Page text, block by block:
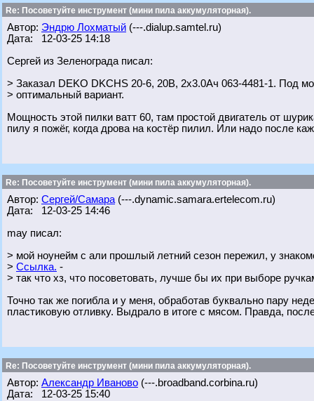
Re: Посоветуйте инструмент (мини пила аккумуляторная).
Автор: Эндрю Лохматый (---.dialup.samtel.ru)
Дата: 12-03-25 14:18
Сергей из Зеленограда писал:
> Заказал DEKO DKCHS 20-6, 20В, 2x3.0Ач 063-4481-1. Под
> оптимальный вариант.
Мощность этой пилки ватт 60, там простой двигатель от
пилу я пожёг, когда дрова на костёр пилил. Или надо после
Re: Посоветуйте инструмент (мини пила аккумуляторная).
Автор: Сергей/Самара (---.dynamic.samara.ertelecom.ru)
Дата: 12-03-25 14:46
may писал:
> мой ноунейм с али прошлый летний сезон пережил, у
> Ссылка. -
> так что хз, что посоветовать, лучше бы их при выборе
Точно так же погибла и у меня, обработав буквально пару
пластиковую отливку. Выдрало в итоге с мясом. Правда,
Re: Посоветуйте инструмент (мини пила аккумуляторная).
Автор: Александр Иваново (---.broadband.corbina.ru)
Дата: 12-03-25 15:40